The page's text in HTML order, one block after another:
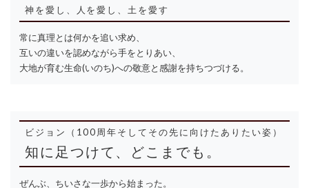
神を愛し、人を愛し、土を愛す
常に真理とは何かを追い求め、
互いの違いを認めながら手をとりあい、
大地が育む生命(いのち)への敬意と感謝を持ちつづける。
ビジョン（100周年そしてその先に向けたありたい姿）
知に足つけて、どこまでも。
ぜんぶ、ちいさな一歩から始まった。